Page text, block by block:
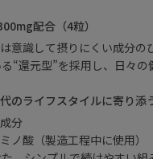
配合（4粒）
意識して摂りにくい成分の
“還元型”を採用し、日々の
のライフスタイルに寄り添
分
ノ酸（製造工程中に使用）